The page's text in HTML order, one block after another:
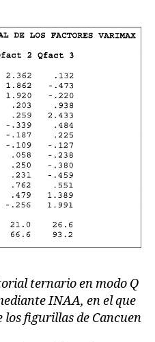
ternario en modo Q
INAA, en el que
los figurillas de Cancuen